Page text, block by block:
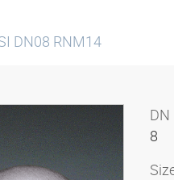
DN08 RNM14
DN
8